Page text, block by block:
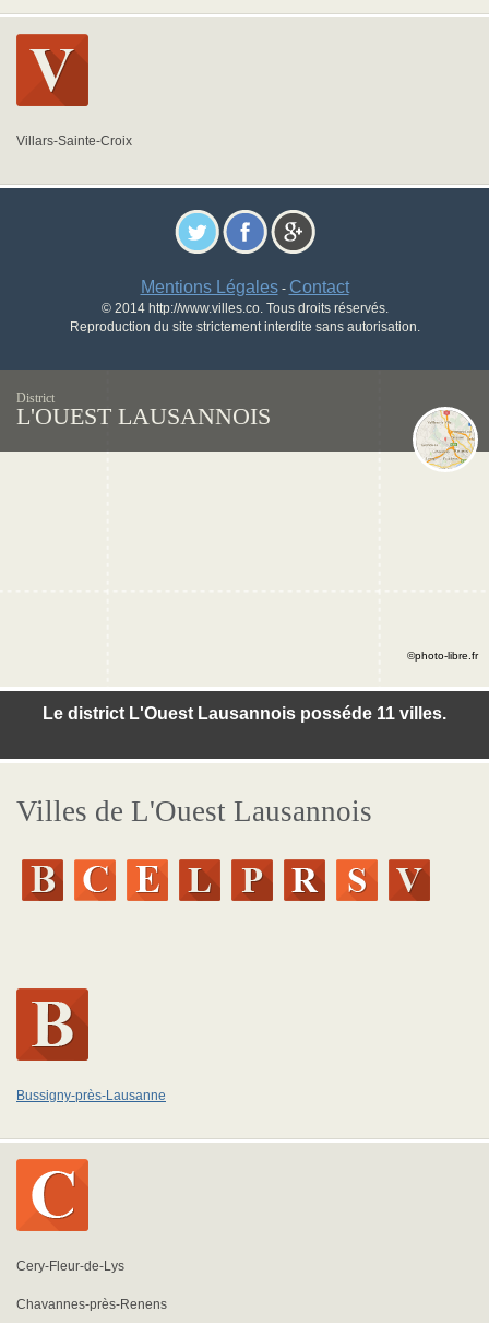
Villars-Sainte-Croix
Mentions Légales- Contact
© 2014 http://www.villes.co. Tous droits réservés.
Reproduction du site strictement interdite sans autorisation.
District
L'OUEST LAUSANNOIS
Le district L'Ouest Lausannois posséde 11 villes.
©photo-libre.fr
Villes de L'Ouest Lausannois
Bussigny-près-Lausanne
Cery-Fleur-de-Lys
Chavannes-près-Renens